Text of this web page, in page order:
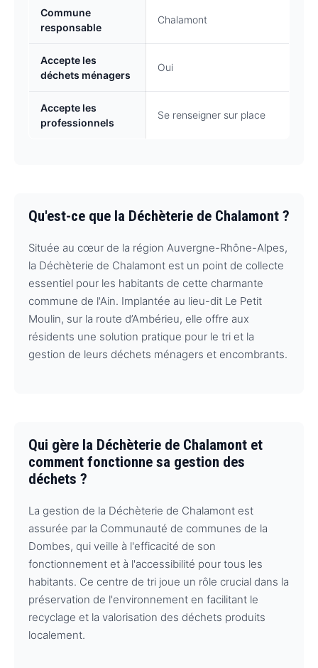
Commune
responsable
Chalamont
Accepte les
déchets ménagers
Oui
Accepte les
professionnels
Se renseigner sur place
Qu'est-ce que la Déchèterie de Chalamont ?
Située au cœur de la région Auvergne-Rhône-Alpes,
la Déchèterie de Chalamont est un point de collecte
essentiel pour les habitants de cette charmante
commune de l'Ain. Implantée au lieu-dit Le Petit
Moulin, sur la route d’Ambérieu, elle offre aux
résidents une solution pratique pour le tri et la
gestion de leurs déchets ménagers et encombrants.
Qui gère la Déchèterie de Chalamont et
comment fonctionne sa gestion des
déchets ?
La gestion de la Déchèterie de Chalamont est
assurée par la Communauté de communes de la
Dombes, qui veille à l'efficacité de son
fonctionnement et à l'accessibilité pour tous les
habitants. Ce centre de tri joue un rôle crucial dans la
préservation de l'environnement en facilitant le
recyclage et la valorisation des déchets produits
localement.